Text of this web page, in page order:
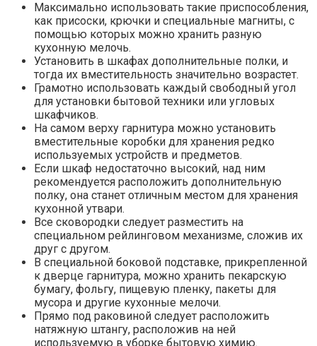
Максимально использовать такие приспособления,
как присоски, крючки и специальные магниты, с
помощью которых можно хранить разную
кухонную мелочь.
Установить в шкафах дополнительные полки, и
тогда их вместительность значительно возрастет.
Грамотно использовать каждый свободный угол
для установки бытовой техники или угловых
шкафчиков.
На самом верху гарнитура можно установить
вместительные коробки для хранения редко
используемых устройств и предметов.
Если шкаф недостаточно высокий, над ним
рекомендуется расположить дополнительную
полку, она станет отличным местом для хранения
кухонной утвари.
Все сковородки следует разместить на
специальном рейлинговом механизме, сложив их
друг с другом.
В специальной боковой подставке, прикрепленной
к дверце гарнитура, можно хранить пекарскую
бумагу, фольгу, пищевую пленку, пакеты для
мусора и другие кухонные мелочи.
Прямо под раковиной следует расположить
натяжную штангу, расположив на ней
используемую в уборке бытовую химию.